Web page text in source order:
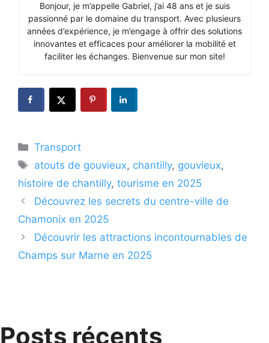
Bonjour, je m’appelle Gabriel, j’ai 48 ans et je suis
passionné par le domaine du transport. Avec plusieurs
années d’expérience, je m’engage à offrir des solutions
innovantes et efficaces pour améliorer la mobilité et
faciliter les échanges. Bienvenue sur mon site!
Catégories
Transport
Étiquettes
atouts de gouvieux, chantilly, gouvieux,
histoire de chantilly, tourisme en 2025
Découvrez les secrets du centre-ville de
Chamonix en 2025
Découvrir les attractions incontournables de
Champs sur Marne en 2025
Posts récents